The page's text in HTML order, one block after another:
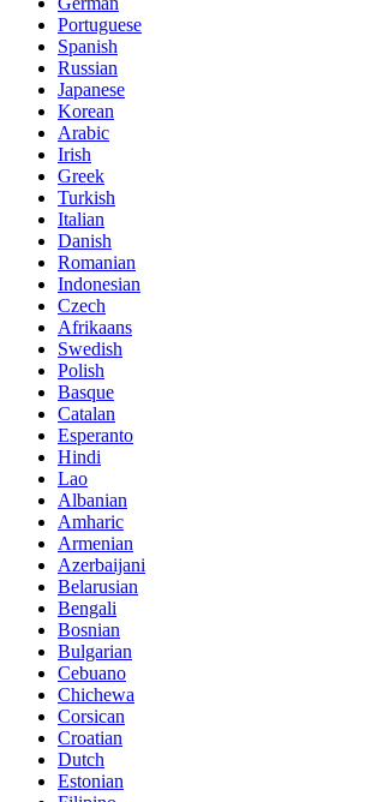
Portuguese
Spanish
Russian
Japanese
Korean
Arabic
Irish
Greek
Turkish
Italian
Danish
Romanian
Indonesian
Czech
Afrikaans
Swedish
Polish
Basque
Catalan
Esperanto
Hindi
Lao
Albanian
Amharic
Armenian
Azerbaijani
Belarusian
Bengali
Bosnian
Bulgarian
Cebuano
Chichewa
Corsican
Croatian
Dutch
Estonian